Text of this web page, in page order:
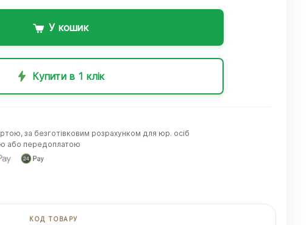
У кошик
Купити в 1 клік
за безготівковим розрахунком для юр. осіб
або передоплатою
КОД ТОВАРУ